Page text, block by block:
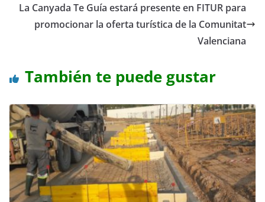
La Canyada Te Guía estará presente en FITUR para
promocionar la oferta turística de la Comunitat
Valenciana
También te puede gustar